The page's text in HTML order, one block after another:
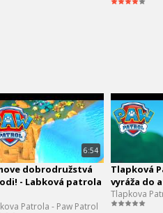
6:54
dobrodružstvá
- Labková patrola
Patrola - Paw Patrol
Tlapková
vyráža do
Tlapkova